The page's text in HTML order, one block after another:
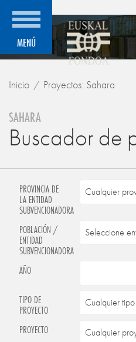
MENÚ
Inicio Proyectos: Sahara
SAHARA
Buscador de
PROVINCIA DE
LA ENTIDAD
SUBVENCIONADORA
POBLACIÓN /
ENTIDAD
SUBVENCIONADORA
AÑO
TIPO DE
PROYECTO
PROYECTO